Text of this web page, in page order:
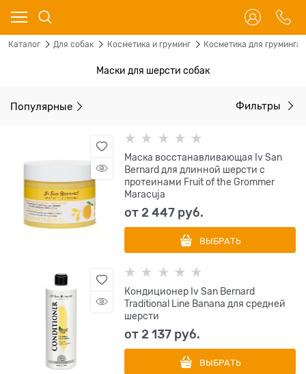
Каталог Для собак Косметика и груминг Косметика для груминга
Маски для шерсти собак
Популярные Фильтры
Маска восстанавливающая Iv San
Bernard для длинной шерсти с
протеинами Fruit of the Grommer
Maracuja
от2 447 руб.
ВЫБРАТЬ
Кондиционер Iv San Bernard
Traditional Line Banana для средней
шерсти
от2 137 руб.
ВЫБРАТЬ